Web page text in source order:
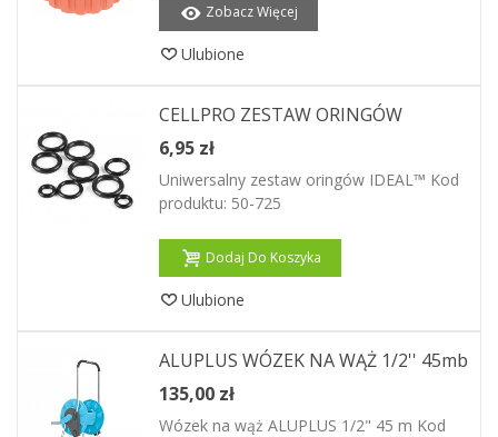
Zobacz Więcej
Ulubione
CELLPRO ZESTAW ORINGÓW
6,95 zł
Uniwersalny zestaw oringów IDEAL™ Kod
produktu: 50-725
Dodaj Do Koszyka
Ulubione
ALUPLUS WÓZEK NA WĄŻ 1/2'' 45mb
135,00 zł
Wózek na wąż ALUPLUS 1/2" 45 m Kod